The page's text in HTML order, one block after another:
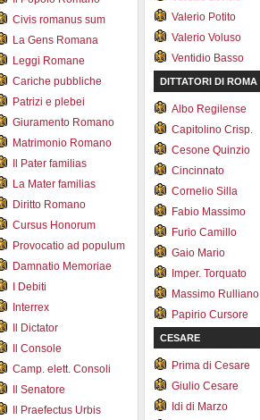
Civis romanus sum
La Gens Romana
Leggi Romane
Cariche pubbliche
Patrizi e plebei
Giuramento Romano
Matrimonio Romano
Il Pater familias
La Mater familias
Diritto Romano
Cursus Honorum
Provocatio ad populum
Damnatio Memoriae
I Debiti
Interrex
Il Dictator
Il Console
Camp. elett. Consoli
Il Senatore
Il Praefectus Urbis
Valerio Potito
Valerio Voluso
Ventidio Basso
DITTATORI DI ROMA
Albo Regilense
Capitolino Crisp.
Cesone Quinzio
Cincinnato
Cornelio Silla
Fabio Massimo
Furio Camillo
Gaio Mario
Imper. Torquato
Massimo Rulliano
Papirio Cursore
CESARE
Prima di Cesare
Giulio Cesare
Idi di Marzo